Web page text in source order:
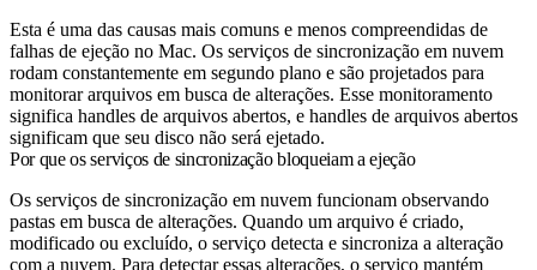
Esta é uma das causas mais comuns e menos compreendidas de
falhas de ejeção no Mac. Os serviços de sincronização em nuvem
rodam constantemente em segundo plano e são projetados para
monitorar arquivos em busca de alterações. Esse monitoramento
significa handles de arquivos abertos, e handles de arquivos abertos
significam que seu disco não será ejetado.
Por que os serviços de sincronização bloqueiam a ejeção
Os serviços de sincronização em nuvem funcionam observando
pastas em busca de alterações. Quando um arquivo é criado,
modificado ou excluído, o serviço detecta e sincroniza a alteração
com a nuvem. Para detectar essas alterações, o serviço mantém